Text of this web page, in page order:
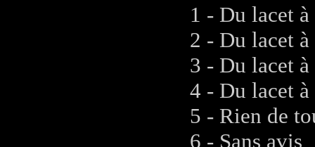
1 - Du lacet
2 - Du lacet
3 - Du lacet
4 - Du lacet
5 - Rien de
6 - Sans avis